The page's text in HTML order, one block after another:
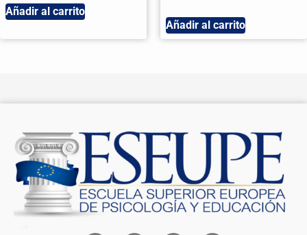
Añadir al carrito
Añadir al carrito